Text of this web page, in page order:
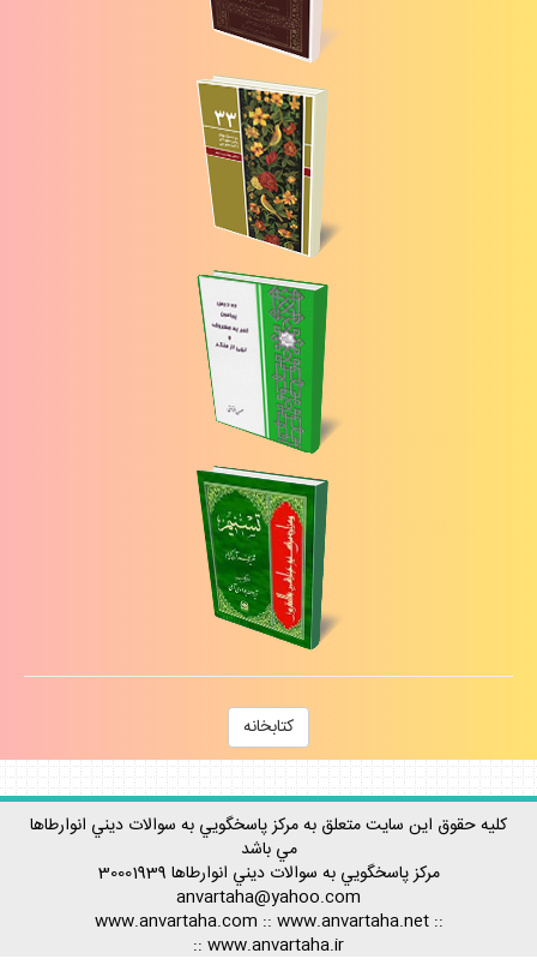
كتابخانه
كليه حقوق اين سايت متعلق به مركز پاسخگويي به سوالات ديني انوارطاها
مي باشد
مركز پاسخگويي به سوالات ديني انوارطاها 30001939
anvartaha@yahoo.com
www.anvartaha.com :: www.anvartaha.net::
www.anvartaha.ir
::